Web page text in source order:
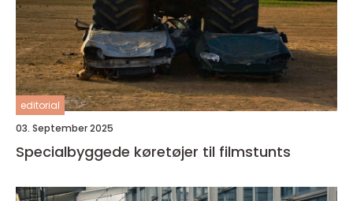
editorial
03. September 2025
Specialbyggede køretøjer til filmstunts